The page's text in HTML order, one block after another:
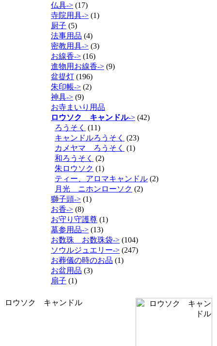
仏具-> (17)
寺院用具-> (1)
厨子 (5)
法事用品 (4)
密教用具-> (3)
お線香-> (16)
進物用お線香-> (9)
盆提灯 (196)
朱印帳-> (2)
神具-> (9)
お寺まいり用品
ロウソク キャンドル-> (42)
ろうそく (11)
キャンドルろうそく (23)
カメヤマ ろうそく (1)
和ろうそく (2)
朱ロウソク (1)
ティー、アロマキャンドル (2)
月光 ニホンローソク (2)
獅子頭-> (1)
お香-> (8)
お守り守護尊 (1)
墓参用品-> (13)
お数珠 お数珠袋-> (104)
ソウルジュエリー-> (247)
お葬儀の時のお品 (1)
お盆用品 (3)
扇子 (1)
ロウソク キャンドル